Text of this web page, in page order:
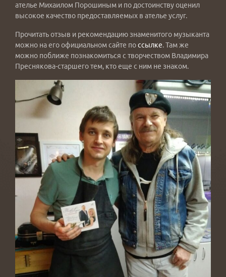
ателье Михаилом Порошиным и по достоинству оценил
высокое качество предоставляемых в ателье услуг.
Прочитать отзыв и рекомендацию знаменитого музыканта
можно на его официальном сайте поссылке. Там же
можно поближе познакомиться с творчеством Владимира
Преснякова-старшего тем, кто еще с ним не знаком.